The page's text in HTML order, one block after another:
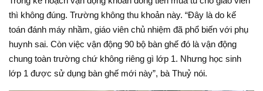
thì không đúng. Trường không thu khoản này. “Đây là do kế
toán đánh máy nhầm, giáo viên chủ nhiệm đã phổ biến với phụ
huynh sai. Còn việc vận động 90 bộ bàn ghế đó là vận động
chung toàn trường chứ không riêng gì lớp 1. Nhưng học sinh
lớp 1 được sử dụng bàn ghế mới này”, bà Thuỷ nói.